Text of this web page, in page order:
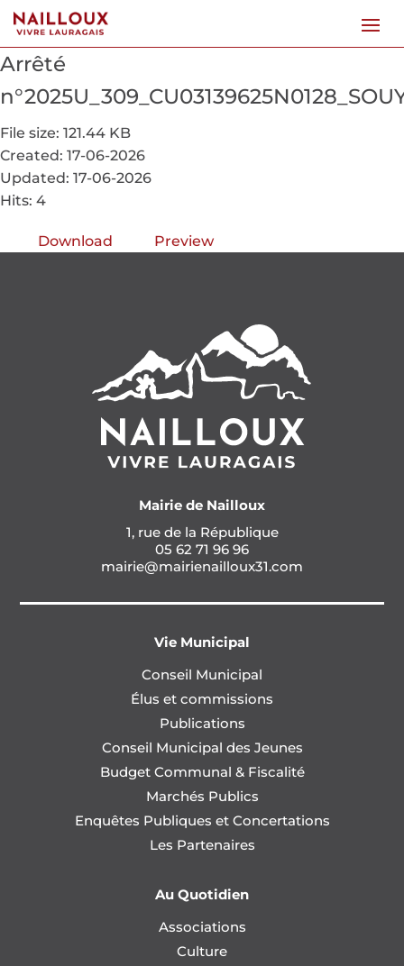
Arrêté
File size: 121.44 KB
Created: 17-06-2026
Updated: 17-06-2026
Hits: 4
Download Preview
Mairie de Nailloux
1, rue de la République
05 62 71 96 96
mairie@mairienailloux31.com
Vie Municipal
Conseil Municipal
Élus et commissions
Publications
Conseil Municipal des Jeunes
Budget Communal & Fiscalité
Marchés Publics
Enquêtes Publiques et Concertations
Les Partenaires
Au Quotidien
Associations
Culture